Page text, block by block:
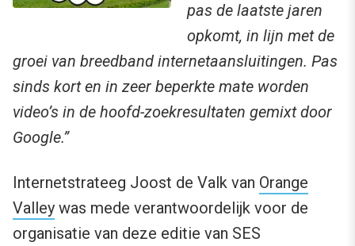
pas de laatste jaren
opkomt, in lijn met de
groei van breedband internetaansluitingen. Pas
sinds kort en in zeer beperkte mate worden
video’s in de hoofd-zoekresultaten gemixt door
Google.”
Internetstrateeg Joost de Valk van Orange
Valley was mede verantwoordelijk voor de
organisatie van deze editie van SES